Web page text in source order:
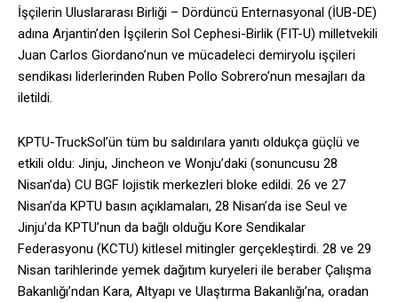
İşçilerin Uluslararası Birliği – Dördüncü Enternasyonal (İUB-DE)
adına Arjantin’den İşçilerin Sol Cephesi-Birlik (FIT-U) milletvekili
Juan Carlos Giordano’nun ve mücadeleci demiryolu işçileri
sendikası liderlerinden Ruben Pollo Sobrero’nun mesajları da
iletildi.
KPTU-TruckSol’ün tüm bu saldırılara yanıtı oldukça güçlü ve
etkili oldu: Jinju, Jincheon ve Wonju’daki (sonuncusu 28
Nisan’da) CU BGF lojistik merkezleri bloke edildi. 26 ve 27
Nisan’da KPTU basın açıklamaları, 28 Nisan’da ise Seul ve
Jinju’da KPTU’nun da bağlı olduğu Kore Sendikalar
Federasyonu (KCTU) kitlesel mitingler gerçekleştirdi. 28 ve 29
Nisan tarihlerinde yemek dağıtım kuryeleri ile beraber Çalışma
Bakanlığı’ndan Kara, Altyapı ve Ulaştırma Bakanlığı’na, oradan